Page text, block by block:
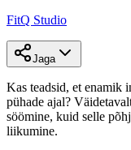
FitQ Studio
Jaga
Kas teadsid, et enamik
pühade ajal?
söömine, kuid selle
liikumine.